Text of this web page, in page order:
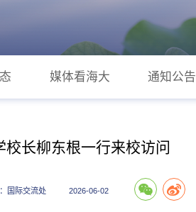
媒体看海大 通知公告
校长柳东根一行来校访问
国际交流处 2026-06-02